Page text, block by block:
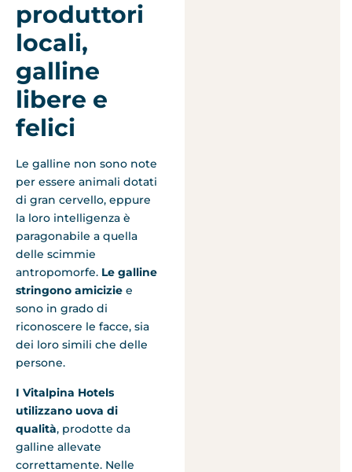
produttori
locali,
galline
libere e
felici
Le galline non sono note
per essere animali dotati
di gran cervello, eppure
la loro intelligenza è
paragonabile a quella
delle scimmie
antropomorfe. Le galline
stringono amicizie e
sono in grado di
riconoscere le facce, sia
dei loro simili che delle
persone.
I Vitalpina Hotels
utilizzano uova di
qualità, prodotte da
galline allevate
correttamente. Nelle